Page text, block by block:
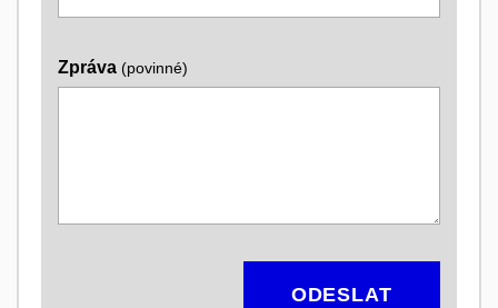
Zpráva (povinné)
ODESLAT